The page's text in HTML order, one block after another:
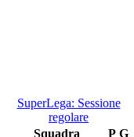
SuperLega: Sessione
regolare
Squadra
P G